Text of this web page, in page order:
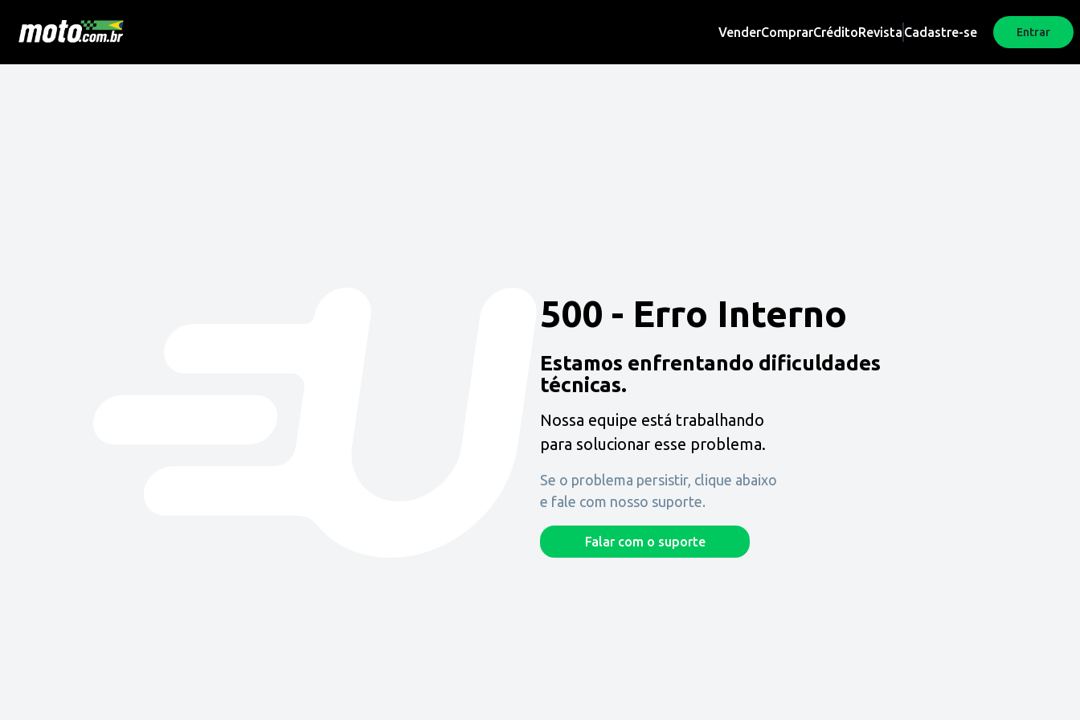
VenderComprarCréditoRevista Cadastre-se Entrar
500 - Erro Interno
Estamos enfrentando dificuldades
técnicas.
Nossa equipe está trabalhando
para solucionar esse problema.
Se o problema persistir, clique abaixo
e fale com nosso suporte.
Falar com o suporte